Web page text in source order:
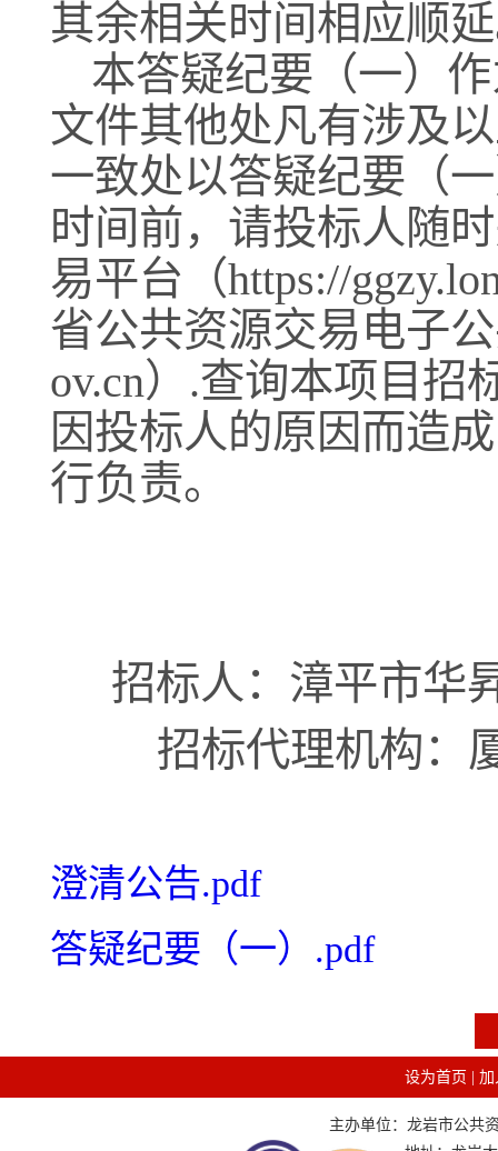
其余相关时间相应顺
本答疑纪要（一）
文件其他处凡有涉及
一致处以答疑纪要（
时间前，请投标人随
易平台（https://
省公共资源交易电子
ov.cn）.查询本项目招
因投标人的原因而造
行负责。
招标人：漳平市华
招标代理机构：
澄清公告.pdf
答疑纪要（一）.pdf
设为首页 加
主办单位：龙岩市公共